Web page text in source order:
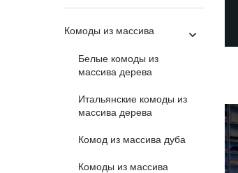
Комоды из массива
Белые комоды из
массива дерева
Итальянские комоды из
массива дерева
Комод из массива дуба
Комоды из массива